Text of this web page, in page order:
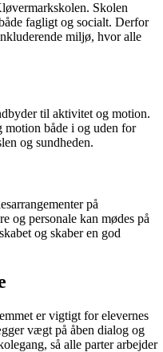
Skolen
fagligt og socialt. Derfor
miljø, hvor alle
til aktivitet og motion.
både i og uden for
og sundheden.
på
og personale kan mødes på
og skaber en god
er vigtigt for elevernes
vægt på åben dialog og
så alle parter arbejder